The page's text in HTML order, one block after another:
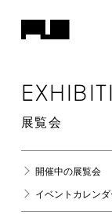
展覧会
開催中の展覧会
イベントカレンダ